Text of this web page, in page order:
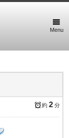
Menu
約 2 分